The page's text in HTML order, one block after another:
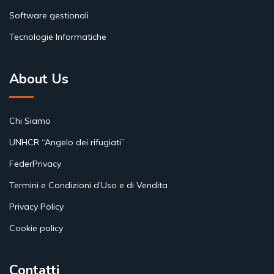
Software gestionali
Tecnologie Informatiche
About Us
Chi Siamo
UNHCR “Angelo dei rifugiati”
FederPrivacy
Termini e Condizioni d’Uso e di Vendita
Privacy Policy
Cookie policy
Contatti